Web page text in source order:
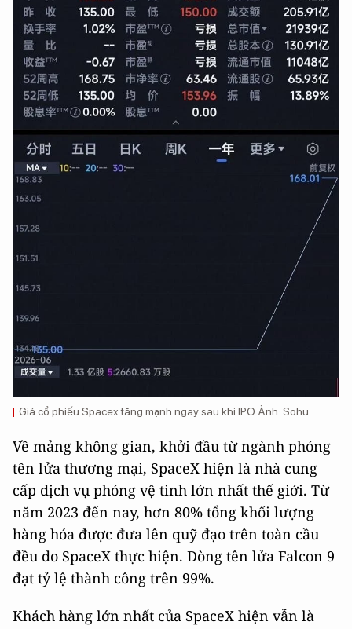
Giá cổ phiếu Spacex tăng mạnh ngay sau khi IPO. Ảnh: Sohu.
Về mảng không gian, khởi đầu từ ngành phóng
tên lửa thương mại, SpaceX hiện là nhà cung
cấp dịch vụ phóng vệ tinh lớn nhất thế giới. Từ
năm 2023 đến nay, hơn 80% tổng khối lượng
hàng hóa được đưa lên quỹ đạo trên toàn cầu
đều do SpaceX thực hiện. Dòng tên lửa Falcon 9
đạt tỷ lệ thành công trên 99%.
Khách hàng lớn nhất của SpaceX hiện vẫn là